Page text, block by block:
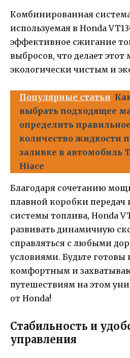
Комбинированная
используемая в Honda
эффективное сжигание
выбросов, что делает этот
экологически чистым и
Популярные статьи
выбрать подходящее
определить правильное
количество жидкости
заливке в автомобиль
Hiace
Благодаря сочетанию
плавной коробки
системы топлива, Honda
развивать динамичную
справляться с любыми
условиями. Будьте готовы
комфортным и
путешествиям на этом
от Honda!
Стабильность и
управления